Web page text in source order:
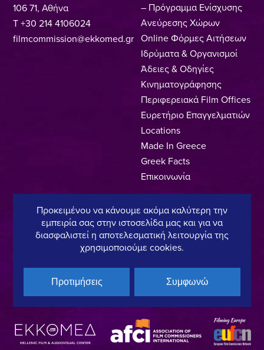
106 71, Αθήνα
T +30 214 4106024
filmcommission@ekkomed.gr
– Πρόγραμμα Ενίσχυσης
Ανεύρεσης Χώρων
Online Φόρμες Αιτήσεων
Ιδρύματα & Οργανισμοί
Άδειες & Οδηγίες
Κινηματογράφησης
Περιφερειακά Film Offices
Ευρετήριο Επαγγελματιών
Locations
Made In Greece
Greek Facts
Επικοινωνία
Πολιτική Απορρήτου Όροι Χρήσης Πολιτική Cookies
Copyright © 2025, Hellenic Film & Audiovisual Center
Υπό τη διεύθυνση του: Μέλος του:
Προκειμένου να κάνουμε ακόμα καλύτερη την
εμπειρία σας στην ιστοσελίδα μας και για να
διασφαλιστεί η αποτελεσματική λειτουργία της
χρησιμοποιούμε cookies.
Προτιμήσεις Συμφωνώ